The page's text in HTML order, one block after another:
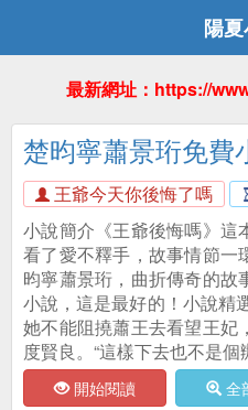
陽
最新網址：https://
楚昀寧蕭景珩免費
王爺今天你後悔了嗎
小說簡介《王爺後悔嗎》這
看了愛不釋手，故事情節一
昀寧蕭景珩，曲折傳奇的故
小說，這是最好的！小說精
她不能阻撓蕭王去看望王妃
度賢良。“這樣下去也不是
開始閱讀 全